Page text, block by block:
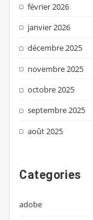
février 2026
janvier 2026
décembre 2025
novembre 2025
octobre 2025
septembre 2025
août 2025
Categories
adobe